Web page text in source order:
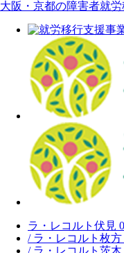
大阪・京都の障害者就
ラ・レコルト伏見
/ ラ・レコルト枚方
/ ラ・レコルト茨木